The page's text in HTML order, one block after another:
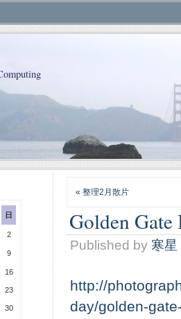
« 整理2月散片
Golden
Published by 寒星
http://
day/golden-
日
2
9
16
23
30